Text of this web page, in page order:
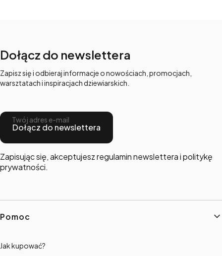
Dołącz do newslettera
Zapisz się i odbieraj informacje o nowościach, promocjach,
warsztatach i inspiracjach dziewiarskich.
Twój adres e-mail
Dołącz do newslettera
Zapisując się, akceptujesz regulamin newslettera i politykę
prywatności.
Linki w stopce
Pomoc
Jak kupować?